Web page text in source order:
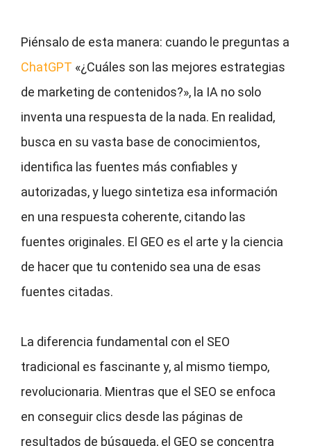
Piénsalo de esta manera: cuando le preguntas a
ChatGPT «¿Cuáles son las mejores estrategias
de marketing de contenidos?», la IA no solo
inventa una respuesta de la nada. En realidad,
busca en su vasta base de conocimientos,
identifica las fuentes más confiables y
autorizadas, y luego sintetiza esa información
en una respuesta coherente, citando las
fuentes originales. El GEO es el arte y la ciencia
de hacer que tu contenido sea una de esas
fuentes citadas.
La diferencia fundamental con el SEO
tradicional es fascinante y, al mismo tiempo,
revolucionaria. Mientras que el SEO se enfoca
en conseguir clics desde las páginas de
resultados de búsqueda, el GEO se concentra